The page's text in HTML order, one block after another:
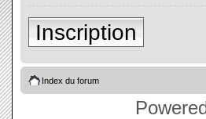
Inscription
Index du forum